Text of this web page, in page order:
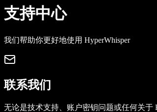
支持中心
我们帮助你更好地使用 HyperWhisper
联系我们
无论是技术支持、账户密钥问题或任何关于